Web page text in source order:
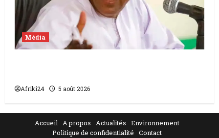
Média
Afriki24 5 août 2026
Accueil A propos Actualités
Environnement
Politique de confidentialité
Contact